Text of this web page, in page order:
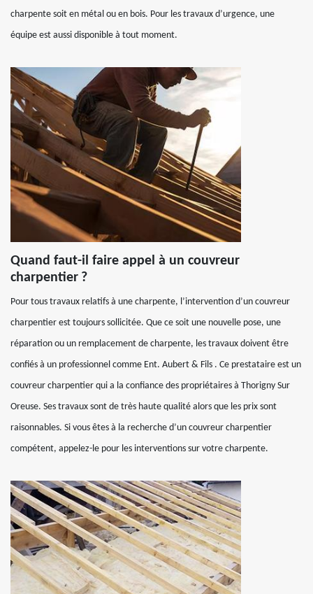
charpente soit en métal ou en bois. Pour les travaux d’urgence, une
équipe est aussi disponible à tout moment.
Quand faut-il faire appel à un couvreur
charpentier ?
Pour tous travaux relatifs à une charpente, l’intervention d’un couvreur
charpentier est toujours sollicitée. Que ce soit une nouvelle pose, une
réparation ou un remplacement de charpente, les travaux doivent être
confiés à un professionnel comme Ent. Aubert & Fils . Ce prestataire est un
couvreur charpentier qui a la confiance des propriétaires à Thorigny Sur
Oreuse. Ses travaux sont de très haute qualité alors que les prix sont
raisonnables. Si vous êtes à la recherche d’un couvreur charpentier
compétent, appelez-le pour les interventions sur votre charpente.